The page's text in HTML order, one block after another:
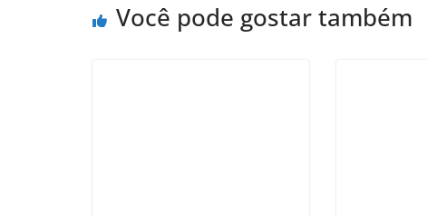
Você pode gostar também